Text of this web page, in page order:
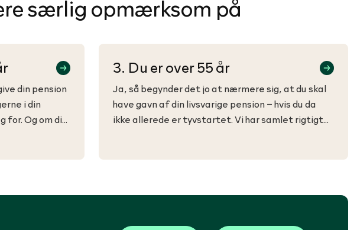
særlig opmærksom på
din pension
for. Og om din
3. Du er over 55 år
Ja, så begynder det jo at nærmere sig, at du skal
have gavn af din livsvarige pension – hvis du da
ikke allerede er tyvstartet. Vi har samlet rigtigt